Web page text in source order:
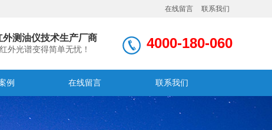
在线留言 联系我们
4000-180-060
测油仪技术生产厂商
外光谱变得简单无忧！
例 在线留言 联系我们